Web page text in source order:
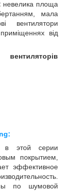
невелика площа
мала
вентилятори
від
в этой серии
покрытием,
эффективное
по шумовой